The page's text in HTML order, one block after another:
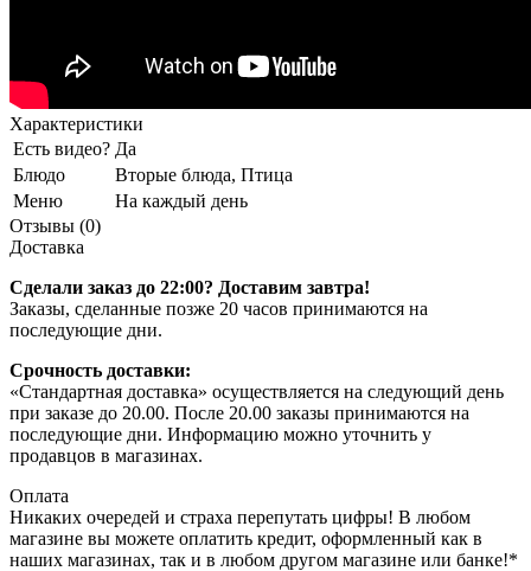
Характеристики
Есть видео? Да
Блюдо
Вторые блюда, Птица
Меню
На каждый день
Отзывы (0)
Доставка
Сделали заказ до 22:00? Доставим завтра!
Заказы, сделанные позже 20 часов принимаются на
последующие дни.
Срочность доставки:
«Стандартная доставка» осуществляется на следующий день
при заказе до 20.00. После 20.00 заказы принимаются на
последующие дни. Информацию можно уточнить у
продавцов в магазинах.
Оплата
Никаких очередей и страха перепутать цифры! В любом
магазине вы можете оплатить кредит, оформленный как в
наших магазинах, так и в любом другом магазине или банке!*